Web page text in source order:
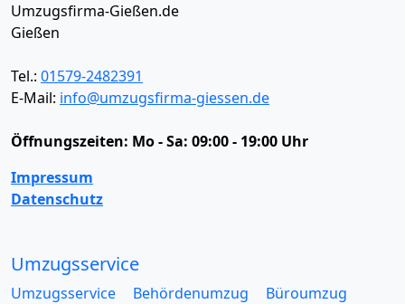
Umzugsfirma-Gießen.de
Gießen
Tel.: 01579-2482391
E-Mail: info@umzugsfirma-giessen.de
Öffnungszeiten: Mo - Sa: 09:00 - 19:00 Uhr
Impressum
Datenschutz
Umzugsservice
Umzugsservice Behördenumzug
Büroumzug